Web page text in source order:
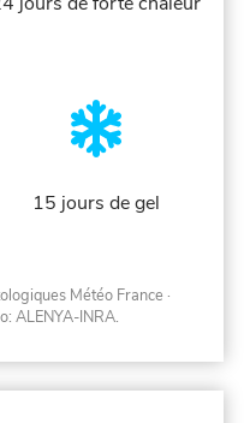
15 jours de gel
Météo France ·
ALENYA-INRA.